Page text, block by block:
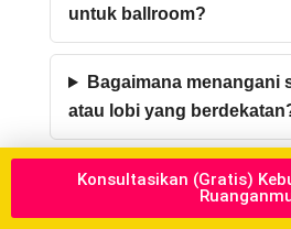
untuk ballroom?
Bagaimana menangani
atau lobi yang
Apakah plafon dan
memengaruhi akustik
Konsultasikan (Gratis)